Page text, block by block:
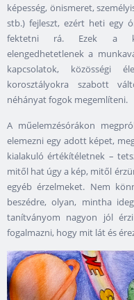
képesség, önismeret,
stb.) fejleszt, ezért heti egy
fektetni rá. Ezek a
elengedhetetlenek a
kapcsolatok, közösségi
korosztályokra szabott
néhányat fogok megemlíteni.
A műelemzésórákon
elemezni egy adott képet,
kialakuló értékítéletnek –
mitől hat úgy a kép, mitől
egyéb érzelmeket. Nem
beszédre, olyan, mintha
tanítványom nagyon jól
fogalmazni, hogy mit lát és